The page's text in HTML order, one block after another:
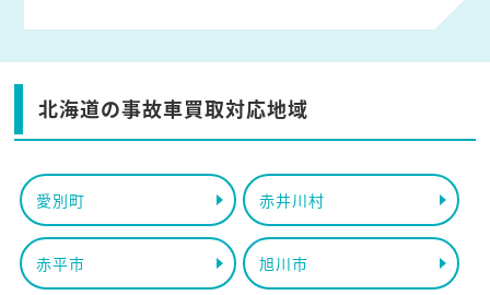
北海道の事故車買取対応地域
愛別町 赤井川村
赤平市 旭川市